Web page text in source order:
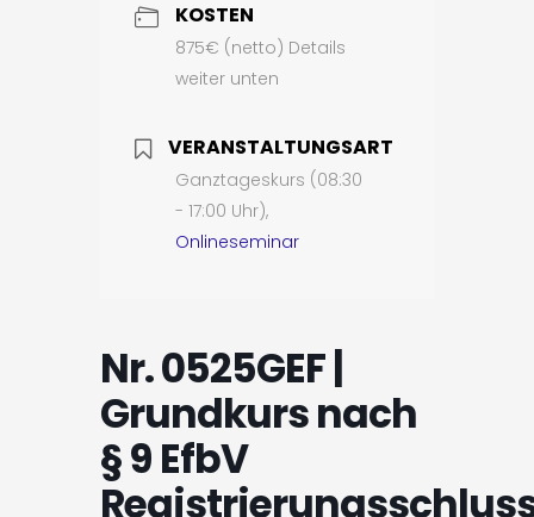
KOSTEN
875€ (netto) Details
weiter unten
VERANSTALTUNGSART
Ganztageskurs (08:30
- 17:00 Uhr),
Onlineseminar
Nr. 0525GEF |
Grundkurs nach
§ 9 EfbV